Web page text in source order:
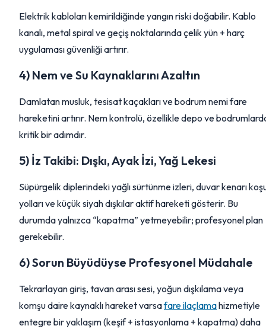
Elektrik kabloları kemirildiğinde yangın riski doğabilir. Kablo
kanalı, metal spiral ve geçiş noktalarında çelik yün + harç
uygulaması güvenliği artırır.
4) Nem ve Su Kaynaklarını Azaltın
Damlatan musluk, tesisat kaçakları ve bodrum nemi fare
hareketini artırır. Nem kontrolü, özellikle depo ve
kritik bir adımdır.
5) İz Takibi: Dışkı, Ayak İzi, Yağ Lekesi
Süpürgelik diplerindeki yağlı sürtünme izleri, duvar kenarı
yolları ve küçük siyah dışkılar aktif hareketi gösterir. Bu
durumda yalnızca “kapatma” yetmeyebilir; profesyonel plan
gerekebilir.
6) Sorun Büyüdüyse Profesyonel Müdahale
Tekrarlayan giriş, tavan arası sesi, yoğun dışkılama veya
komşu daire kaynaklı hareket varsafare ilaçlamahizmetiyle
entegre bir yaklaşım (keşif + istasyonlama + kapatma) daha